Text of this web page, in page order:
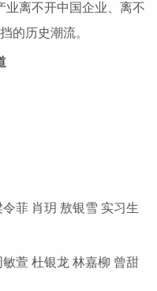
业离不开中国企业、离不
的历史潮流。
菲 肖玥 敖银雪 实习生
萱 杜银龙 林嘉柳 曾甜